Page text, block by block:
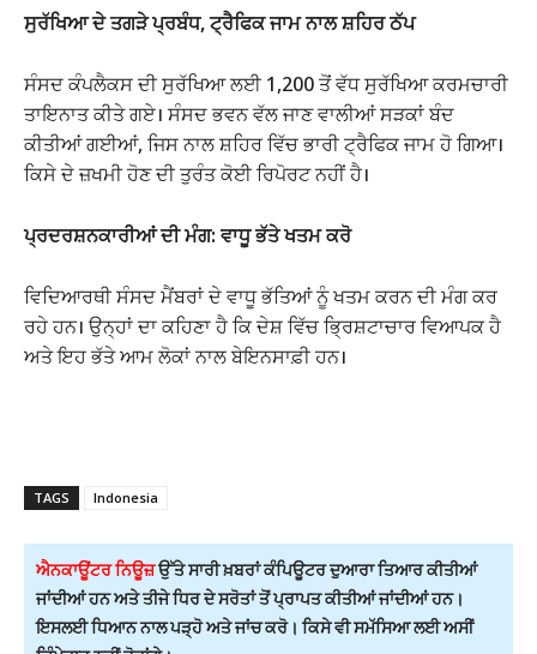
ਸੁਰੱਖਿਆ ਦੇ ਤਗੜੇ ਪ੍ਰਬੰਧ, ਟ੍ਰੈਫਿਕ ਜਾਮ ਨਾਲ ਸ਼ਹਿਰ ਠੱਪ
ਸੰਸਦ ਕੰਪਲੈਕਸ ਦੀ ਸੁਰੱਖਿਆ ਲਈ 1,200 ਤੋਂ ਵੱਧ ਸੁਰੱਖਿਆ ਕਰਮਚਾਰੀ
ਤਾਇਨਾਤ ਕੀਤੇ ਗਏ। ਸੰਸਦ ਭਵਨ ਵੱਲ ਜਾਣ ਵਾਲੀਆਂ ਸੜਕਾਂ ਬੰਦ
ਕੀਤੀਆਂ ਗਈਆਂ, ਜਿਸ ਨਾਲ ਸ਼ਹਿਰ ਵਿੱਚ ਭਾਰੀ ਟ੍ਰੈਫਿਕ ਜਾਮ ਹੋ ਗਿਆ।
ਕਿਸੇ ਦੇ ਜ਼ਖਮੀ ਹੋਣ ਦੀ ਤੁਰੰਤ ਕੋਈ ਰਿਪੋਰਟ ਨਹੀਂ ਹੈ।
ਪ੍ਰਦਰਸ਼ਨਕਾਰੀਆਂ ਦੀ ਮੰਗ: ਵਾਧੂ ਭੱਤੇ ਖਤਮ ਕਰੋ
ਵਿਦਿਆਰਥੀ ਸੰਸਦ ਮੈਂਬਰਾਂ ਦੇ ਵਾਧੂ ਭੱਤਿਆਂ ਨੂੰ ਖਤਮ ਕਰਨ ਦੀ ਮੰਗ ਕਰ
ਰਹੇ ਹਨ। ਉਨ੍ਹਾਂ ਦਾ ਕਹਿਣਾ ਹੈ ਕਿ ਦੇਸ਼ ਵਿੱਚ ਭ੍ਰਿਸ਼ਟਾਚਾਰ ਵਿਆਪਕ ਹੈ
ਅਤੇ ਇਹ ਭੱਤੇ ਆਮ ਲੋਕਾਂ ਨਾਲ ਬੇਇਨਸਾਫ਼ੀ ਹਨ।
TAGS Indonesia
ਐਨਕਾਊਂਟਰ ਨਿਊਜ਼ਉੱਤੇ ਸਾਰੀ ਖ਼ਬਰਾਂ ਕੰਪਿਊਟਰ ਦੁਆਰਾ ਤਿਆਰ ਕੀਤੀਆਂ
ਜਾਂਦੀਆਂ ਹਨ ਅਤੇ ਤੀਜੇ ਧਿਰ ਦੇ ਸਰੋਤਾਂ ਤੋਂ ਪ੍ਰਾਪਤ ਕੀਤੀਆਂ ਜਾਂਦੀਆਂ ਹਨ।
ਇਸਲਈ ਧਿਆਨ ਨਾਲ ਪੜ੍ਹੋ ਅਤੇ ਜਾਂਚ ਕਰੋ। ਕਿਸੇ ਵੀ ਸਮੱਸਿਆ ਲਈ ਅਸੀਂ